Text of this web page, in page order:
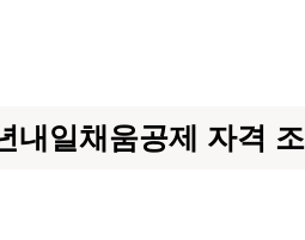
내일채움공제 자격